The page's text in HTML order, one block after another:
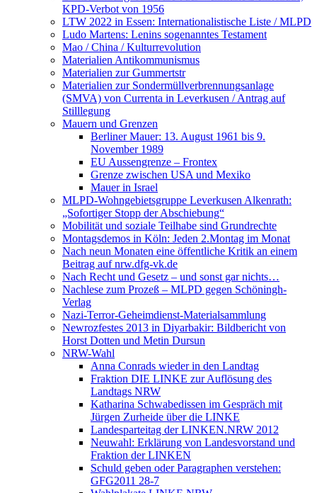
KPD-Verbot von 1956
LTW 2022 in Essen: Internationalistische Liste / MLPD
Ludo Martens: Lenins sogenanntes Testament
Mao / China / Kulturrevolution
Materialien Antikommunismus
Materialien zur Gummertstr
Materialien zur Sondermüllverbrennungsanlage
(SMVA) von Currenta in Leverkusen / Antrag auf
Stilllegung
Mauern und Grenzen
Berliner Mauer: 13. August 1961 bis 9.
November 1989
EU Aussengrenze – Frontex
Grenze zwischen USA und Mexiko
Mauer in Israel
MLPD-Wohngebietsgruppe Leverkusen Alkenrath:
„Sofortiger Stopp der Abschiebung“
Mobilität und soziale Teilhabe sind Grundrechte
Montagsdemos in Köln: Jeden 2.Montag im Monat
Nach neun Monaten eine öffentliche Kritik an einem
Beitrag auf nrw.dfg-vk.de
Nach Recht und Gesetz – und sonst gar nichts…
Nachlese zum Prozeß – MLPD gegen Schöningh-
Verlag
Nazi-Terror-Geheimdienst-Materialsammlung
Newrozfestes 2013 in Diyarbakir: Bildbericht von
Horst Dotten und Metin Dursun
NRW-Wahl
Anna Conrads wieder in den Landtag
Fraktion DIE LINKE zur Auflösung des
Landtags NRW
Katharina Schwabedissen im Gespräch mit
Jürgen Zurheide über die LINKE
Landesparteitag der LINKEN.NRW 2012
Neuwahl: Erklärung von Landesvorstand und
Fraktion der LINKEN
Schuld geben oder Paragraphen verstehen:
GFG2011 28-7